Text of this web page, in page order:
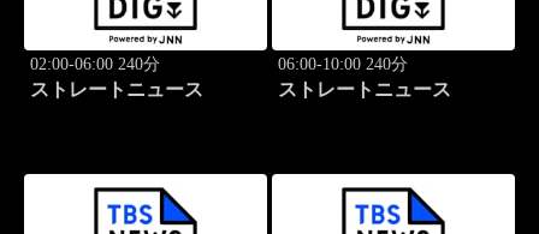
02:00-06:00 240分
ストレートニュース
06:00-10:00 240分
ストレートニュース